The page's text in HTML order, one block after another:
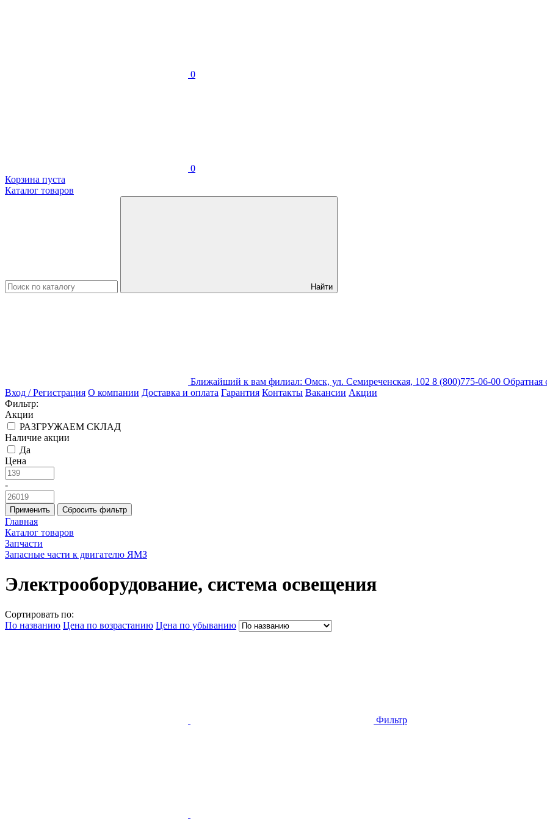
0
0
Корзина пуста
Каталог товаров
Найти
Ближайший к вам филиал: Омск, ул. Семиреченская, 102 8 (800)775-06-00 Обратная
Вход / Регистрация О компании Доставка и оплата Гарантия Контакты Вакансии Акции
Фильтр:
Акции
РАЗГРУЖАЕМ СКЛАД
Наличие акции
Да
Цена
-
Применить Сбросить фильтр
Главная
Каталог товаров
Запчасти
Запасные части к двигателю ЯМЗ
Электрооборудование, система освещения
Сортировать по:
По названию Цена по возрастанию Цена по убыванию
Фильтр